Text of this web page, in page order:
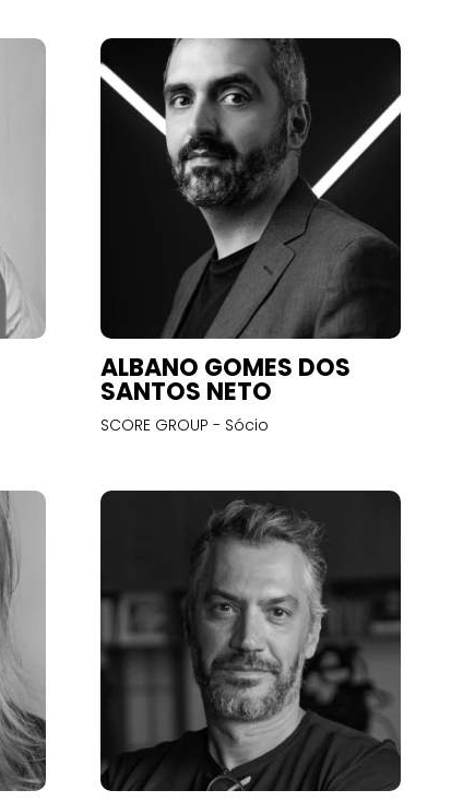
ALBANO GOMES DOS
SANTOS NETO
SCORE GROUP - Sócio